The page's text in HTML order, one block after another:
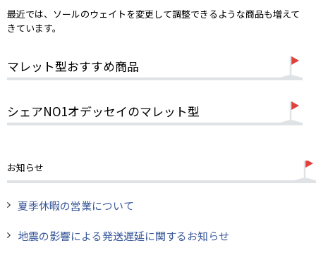
最近では、ソールのウェイトを変更して調整できるような商品も増えて
きています。
マレット型おすすめ商品
シェアNO1オデッセイのマレット型
お知らせ
夏季休暇の営業について
地震の影響による発送遅延に関するお知らせ